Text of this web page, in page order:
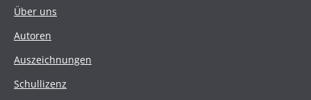
Über uns
Autoren
Auszeichnungen
Schullizenz